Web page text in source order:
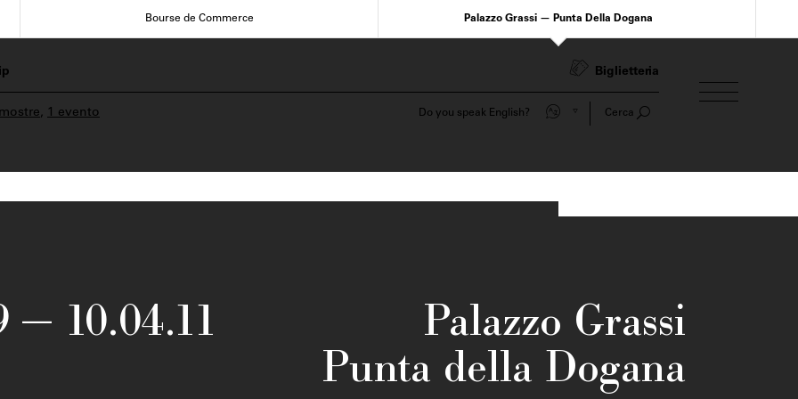
Bourse de Commerce Palazzo Grassi — Punta Della Dogana
Biglietteria
, 1 evento Do you speak English? Cerca
— 10.04.11
Palazzo Grassi
Punta della Dogana